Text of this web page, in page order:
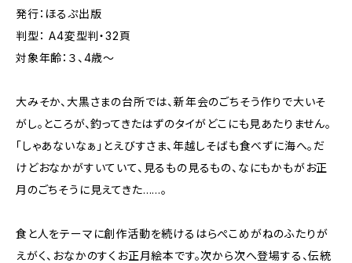
発行：ほるぷ出版
判型： A4変型判・32頁
対象年齢：３、4歳～
大みそか、大黒さまの台所では、新年会のごちそう作りで大いそ
がし。ところが、釣ってきたはずのタイがどこにも見あたりません。
「しゃあないなぁ」とえびすさま、年越しそばも食べずに海へ。だ
けどおなかがすいていて、見るもの見るもの、なにもかもがお正
月のごちそうに見えてきた……。
食と人をテーマに創作活動を続けるはらぺこめがねのふたりが
えがく、おなかのすくお正月絵本です。次から次へ登場する、伝統